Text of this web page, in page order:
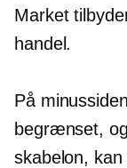
Market
handel.
På
begrænset,
skabelon,